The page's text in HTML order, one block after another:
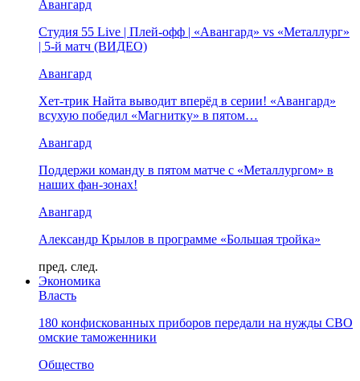
Авангард
Студия 55 Live | Плей-офф | «Авангард» vs «Металлург»
| 5-й матч (ВИДЕО)
Авангард
Хет-трик Найта выводит вперёд в серии! «Авангард»
всухую победил «Магнитку» в пятом…
Авангард
Поддержи команду в пятом матче с «Металлургом» в
наших фан-зонах!
Авангард
Александр Крылов в программе «Большая тройка»
пред. след.
Экономика
Власть
180 конфискованных приборов передали на нужды СВО
омские таможенники
Общество